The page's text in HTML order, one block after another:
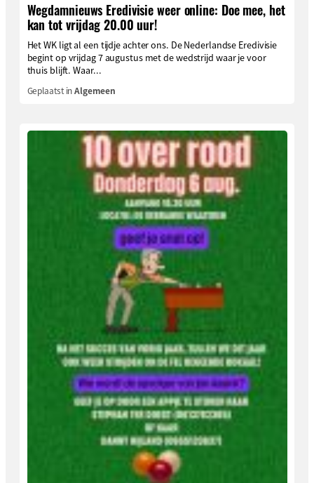
Wegdamnieuws Eredivisie weer online: Doe mee, het
kan tot vrijdag 20.00 uur!
Het WK ligt al een tijdje achter ons. De Nederlandse Eredivisie
begint op vrijdag 7 augustus met de wedstrijd waar je voor
thuis blijft. Waar...
Geplaatst inAlgemeen